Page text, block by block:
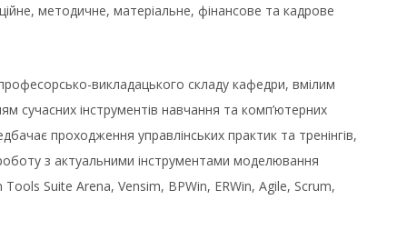
методичне, матеріальне, фінансове та кадрове
викладацького складу кафедри, вмілим
сучасних інструментів навчання та комп’ютерних
проходження управлінських практик та тренінгів,
з актуальними інструментами моделювання
Tools Suite Arena, Vensim, BPWin, ERWin, Agile, Scrum,